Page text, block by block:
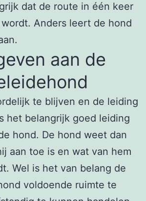
dat de route in één keer
Anders leert de hond
aan de
te blijven en de leiding
het belangrijk goed leiding
hond. De hond weet dan
aan toe is en wat van hem
Wel is het van belang de
voldoende ruimte te